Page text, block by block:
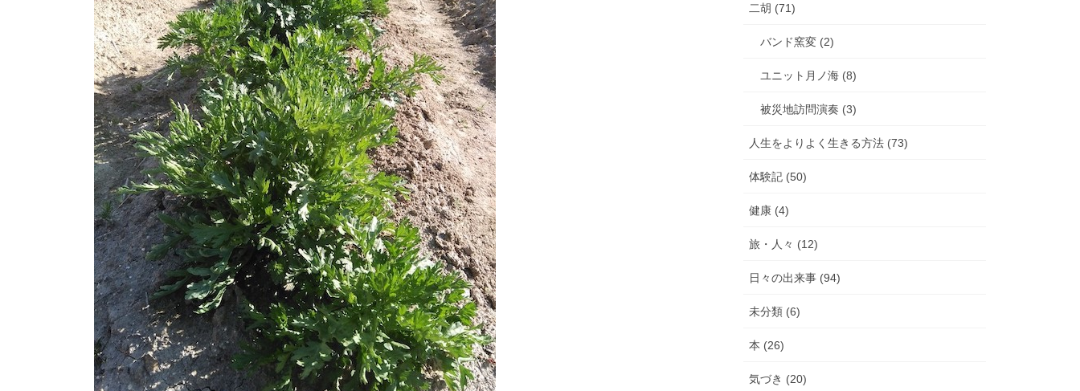
二胡 (71)
バンド窯変 (2)
ユニット月ノ海 (8)
被災地訪問演奏 (3)
人生をよりよく生きる方法 (73)
体験記 (50)
健康 (4)
旅・人々 (12)
日々の出来事 (94)
未分類 (6)
本 (26)
気づき (20)